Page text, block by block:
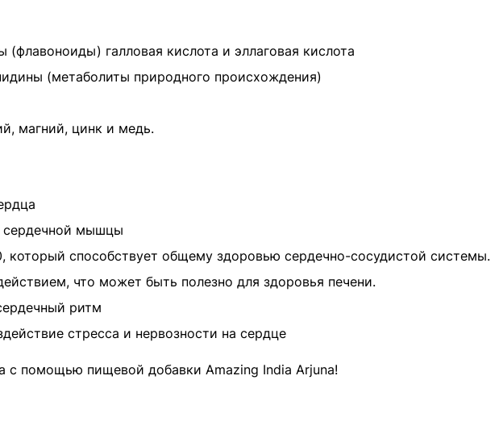
галловая кислота и эллаговая кислота
(метаболиты природного происхождения)
магний, цинк и медь.
сердечной мышцы
который способствует общему здоровью сердечно-сосудистой системы.
что может быть полезно для здоровья печени.
ритм
стресса и нервозности на сердце
с помощью пищевой добавки Amazing India Arjuna!